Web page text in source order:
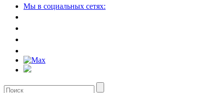
Мы в социальных сетях: